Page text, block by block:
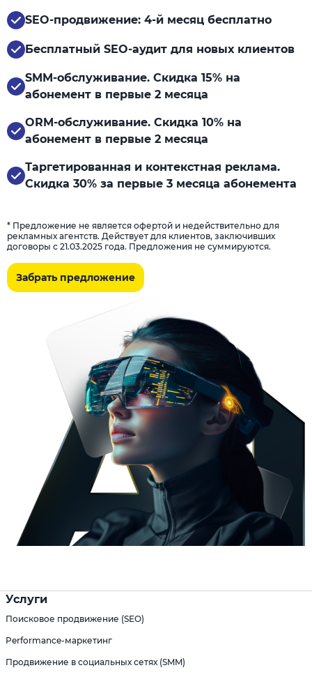
SEO-продвижение: 4-й месяц бесплатно
Бесплатный SEO-аудит для новых клиентов
SMM-обслуживание. Скидка 15% на
абонемент в первые 2 месяца
ORM-обслуживание. Скидка 10% на
абонемент в первые 2 месяца
Таргетированная и контекстная реклама.
Скидка 30% за первые 3 месяца абонемента
* Предложение не является офертой и недействительно для
рекламных агентств. Действует для клиентов, заключивших
договоры с 21.03.2025 года. Предложения не суммируются.
Забрать предложение
Услуги
Поисковое продвижение (SEO)
Performance-маркетинг
Продвижение в социальных сетях (SMM)